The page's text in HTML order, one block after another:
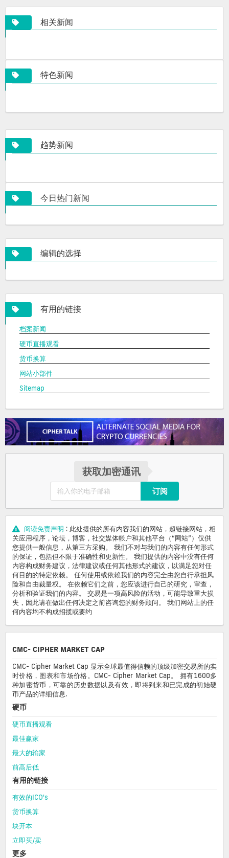
相关新闻
特色新闻
趋势新闻
今日热门新闻
编辑的选择
有用的链接
档案新闻
硬币直播观看
货币换算
网站小部件
Sitemap
获取加密通讯
订阅
阅读免责声明 : 此处提供的所有内容我们的网站，超链接网站，相
关应用程序，论坛，博客，社交媒体帐户和其他平台（“网站”）仅供
您提供一般信息，从第三方采购。 我们不对与我们的内容有任何形式
的保证，包括但不限于准确性和更新性。 我们提供的内容中没有任何
内容构成财务建议，法律建议或任何其他形式的建议，以满足您对任
何目的的特定依赖。 任何使用或依赖我们的内容完全由您自行承担风
险和自由裁量权。 在依赖它们之前，您应该进行自己的研究，审查，
分析和验证我们的内容。 交易是一项高风险的活动，可能导致重大损
失，因此请在做出任何决定之前咨询您的财务顾问。 我们网站上的任
何内容均不构成招揽或要约
CMC- CIPHER MARKET CAP
CMC- Cipher Market Cap 显示全球最值得信赖的顶级加密交易所的实
时价格，图表和市场价格。CMC- Cipher Market Cap。 拥有1600多
种加密货币，可靠的历史数据以及有效，即将到来和已完成的初始硬
币产品的详细信息.
硬币
硬币直播观看
最佳赢家
最大的输家
前高后低
有用的链接
有效的ICO's
货币换算
块开本
立即买/卖
更多